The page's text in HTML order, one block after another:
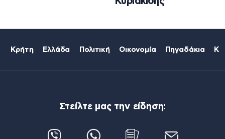
Κρήτη Ελλάδα Πολιτική Οικονομία Πηγαδάκια
Στείλτε μας την είδηση: